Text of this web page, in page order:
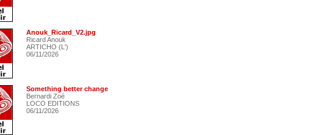
Anouk_Ricard_V2.jpg
Ricard Anouk
ARTICHO (L')
06/11/2026
Something better change
Bernardi Zoé
LOCO EDITIONS
06/11/2026